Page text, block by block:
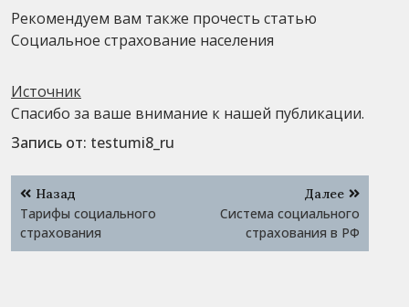
Рекомендуем вам также прочесть статью
Социальное страхование населения
Источник
Спасибо за ваше внимание к нашей публикации.
Запись от: testumi8_ru
Навигация
по
записям
Назад
Тарифы социального
страхования
Далее
Система социального
страхования в РФ